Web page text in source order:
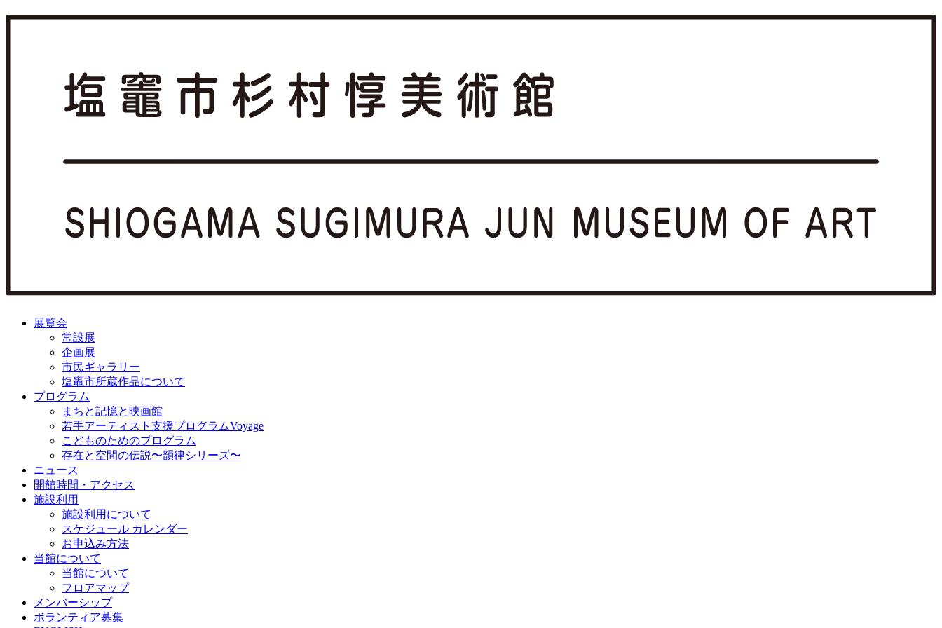
展覧会
常設展
企画展
市民ギャラリー
塩竈市所蔵作品について
プログラム
まちと記憶と映画館
若手アーティスト支援プログラムVoyage
こどものためのプログラム
存在と空間の伝説〜韻律シリーズ〜
ニュース
開館時間・アクセス
施設利用
施設利用について
スケジュール カレンダー
お申込み方法
当館について
当館について
フロアマップ
メンバーシップ
ボランティア募集